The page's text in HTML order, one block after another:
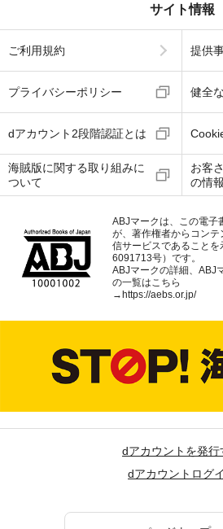
サイト情報
ご利用規約 提供
プライバシーポリシー 健全
dアカウント2段階認証とは
海賊版に関する取り組みに
ついて
お客
の情
ABJマークは、この電子
が、著作権者からコン
信サービスであること
6091713号）です。
ABJマークの詳細、ABJ
の一覧はこちら
→ https://aebs.or.jp/
dアカウントを発行
dアカウントログ